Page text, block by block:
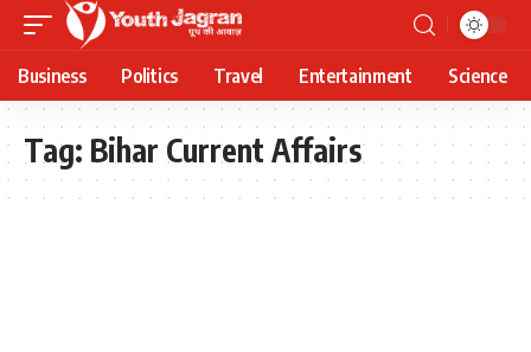
Business Politics Travel Entertainment Science
Tag: Bihar Current Affairs